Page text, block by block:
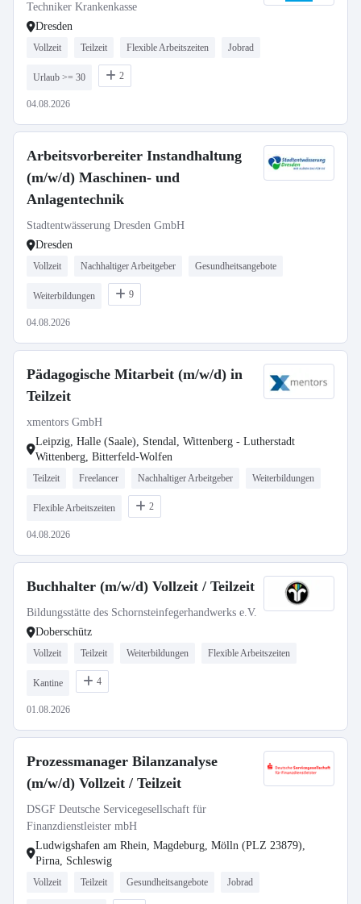
Techniker Krankenkasse
Dresden
Vollzeit Teilzeit Flexible Arbeitszeiten Jobrad
Urlaub >= 30 2
04.08.2026
Arbeitsvorbereiter Instandhaltung
(m/w/d) Maschinen- und
Anlagentechnik
Stadtentwässerung Dresden GmbH
Dresden
Vollzeit Nachhaltiger Arbeitgeber Gesundheitsangebote
Weiterbildungen 9
04.08.2026
Pädagogische Mitarbeit (m/w/d) in
Teilzeit
xmentors GmbH
Leipzig, Halle (Saale), Stendal, Wittenberg - Lutherstadt
Wittenberg, Bitterfeld-Wolfen
Teilzeit Freelancer Nachhaltiger Arbeitgeber Weiterbildungen
Flexible Arbeitszeiten 2
04.08.2026
Buchhalter (m/w/d) Vollzeit / Teilzeit
Bildungsstätte des Schornsteinfegerhandwerks e.V.
Doberschütz
Vollzeit Teilzeit Weiterbildungen Flexible Arbeitszeiten
Kantine 4
01.08.2026
Prozessmanager Bilanzanalyse
(m/w/d) Vollzeit / Teilzeit
DSGF Deutsche Servicegesellschaft für
Finanzdienstleister mbH
Ludwigshafen am Rhein, Magdeburg, Mölln (PLZ 23879),
Pirna, Schleswig
Vollzeit Teilzeit Gesundheitsangebote Jobrad